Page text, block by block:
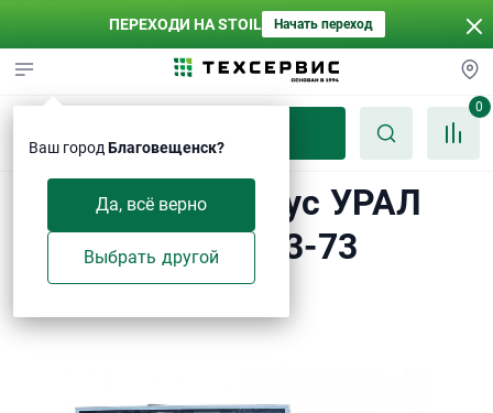
ПЕРЕХОДИ НА STOIL Начать переход
Ваш город Благовещенск?
Да, всё верно
Выбрать другой
0
Вахтовый автобус УРАЛ
NEXT 32552-5013-73